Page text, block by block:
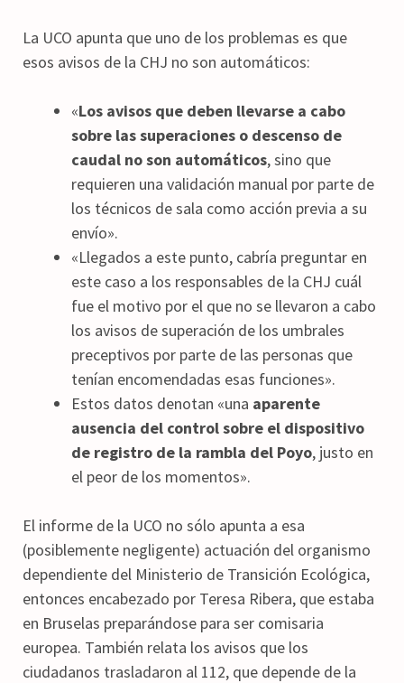
La UCO apunta que uno de los problemas es que
esos avisos de la CHJ no son automáticos:
«Los avisos que deben llevarse a cabo
sobre las superaciones o descenso de
caudal no son automáticos, sino que
requieren una validación manual por parte de
los técnicos de sala como acción previa a su
envío».
«Llegados a este punto, cabría preguntar en
este caso a los responsables de la CHJ cuál
fue el motivo por el que no se llevaron a cabo
los avisos de superación de los umbrales
preceptivos por parte de las personas que
tenían encomendadas esas funciones».
Estos datos denotan «una aparente
ausencia del control sobre el dispositivo
de registro de la rambla del Poyo, justo en
el peor de los momentos».
El informe de la UCO no sólo apunta a esa
(posiblemente negligente) actuación del organismo
dependiente del Ministerio de Transición Ecológica,
entonces encabezado por Teresa Ribera, que estaba
en Bruselas preparándose para ser comisaria
europea. También relata los avisos que los
ciudadanos trasladaron al 112, que depende de la